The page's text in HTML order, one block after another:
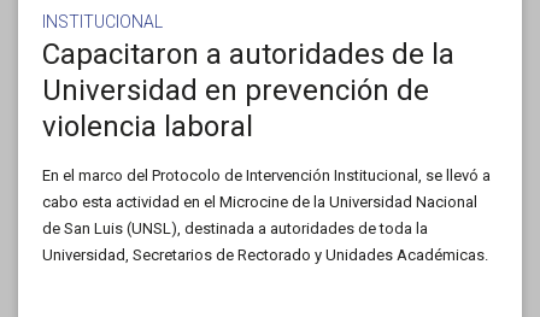
INSTITUCIONAL
Capacitaron a autoridades de la
Universidad en prevención de
violencia laboral
En el marco del Protocolo de Intervención Institucional, se llevó a
cabo esta actividad en el Microcine de la Universidad Nacional
de San Luis (UNSL), destinada a autoridades de toda la
Universidad, Secretarios de Rectorado y Unidades Académicas.